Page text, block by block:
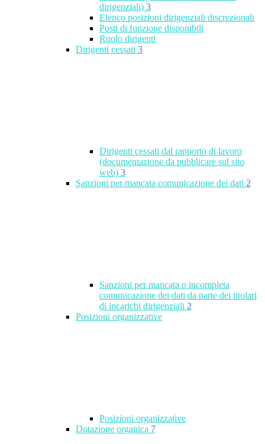
dirigenziali) 3
Elenco posizioni dirigenziali discrezionali
Posti di funzione disponibili
Ruolo dirigenti
Dirigenti cessati 3
Dirigenti cessati dal rapporto di lavoro
(documentazione da pubblicare sul sito
web) 3
Sanzioni per mancata comunicazione dei dati 2
Sanzioni per mancata o incompleta
comunicazione dei dati da parte dei titolari
di incarichi dirigenziali 2
Posizioni organizzative
Posizioni organizzative
Dotazione organica 7